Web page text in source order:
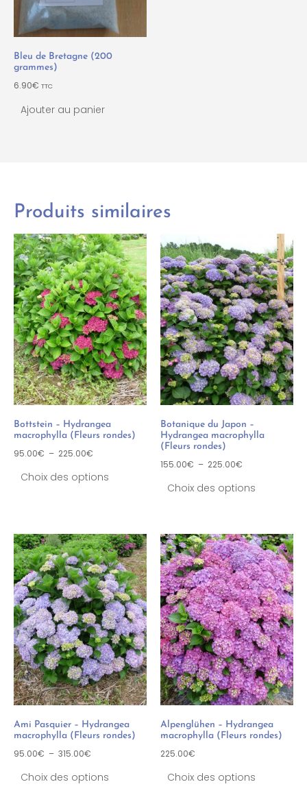
Bleu de Bretagne (200
grammes)
6.90€ TTC
Ajouter au panier
Produits similaires
Bottstein – Hydrangea
macrophylla (Fleurs rondes)
95.00€ – 225.00€
Choix des options
Botanique du Japon –
Hydrangea macrophylla
(Fleurs rondes)
155.00€ – 225.00€
Choix des options
Ami Pasquier – Hydrangea
macrophylla (Fleurs rondes)
95.00€ – 315.00€
Choix des options
Alpenglühen – Hydrangea
macrophylla (Fleurs rondes)
225.00€
Choix des options